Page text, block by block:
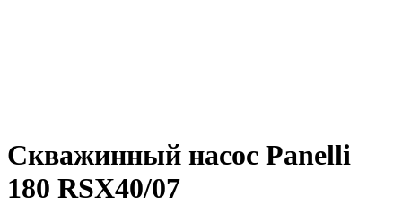
Скважинный насос Panelli
180 RSX40/07